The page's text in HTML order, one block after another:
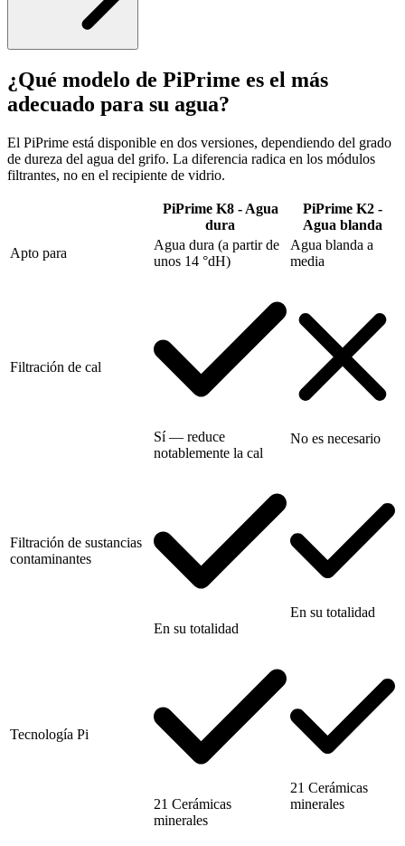
¿Qué modelo de PiPrime es el más
adecuado para su agua?
El PiPrime está disponible en dos versiones, dependiendo del grado
de dureza del agua del grifo. La diferencia radica en los módulos
filtrantes, no en el recipiente de vidrio.
PiPrime K8 - Agua
dura
PiPrime K2 -
Agua blanda
Apto para
Agua dura (a partir de
unos 14 °dH)
Agua blanda a
media
Filtración de cal
Sí — reduce
notablemente la cal
No es necesario
Filtración de sustancias
contaminantes
En su totalidad
En su totalidad
Tecnología Pi
21 Cerámicas
minerales
21 Cerámicas
minerales